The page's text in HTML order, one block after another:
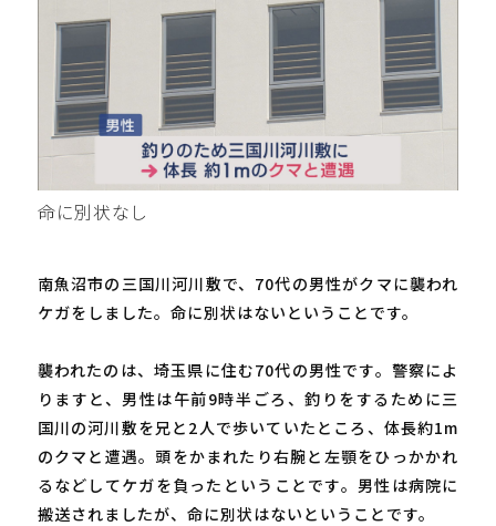
命に別状なし
南魚沼市の三国川河川敷で、70代の男性がクマに襲われ
ケガをしました。命に別状はないということです。
襲われたのは、埼玉県に住む70代の男性です。警察によ
りますと、男性は午前9時半ごろ、釣りをするために三
国川の河川敷を兄と2人で歩いていたところ、体長約1m
のクマと遭遇。頭をかまれたり右腕と左顎をひっかかれ
るなどしてケガを負ったということです。男性は病院に
搬送されましたが、命に別状はないということです。